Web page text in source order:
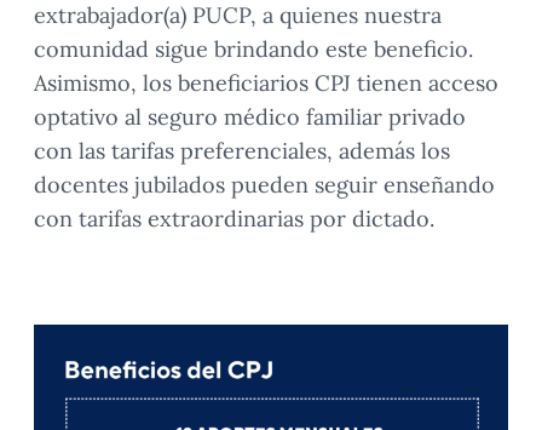
extrabajador(a) PUCP, a quienes nuestra
comunidad sigue brindando este beneficio.
Asimismo, los beneficiarios CPJ tienen acceso
optativo al seguro médico familiar privado
con las tarifas preferenciales, además los
docentes jubilados pueden seguir enseñando
con tarifas extraordinarias por dictado.